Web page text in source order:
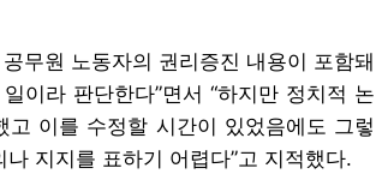
무원 노동자의 권리증진 내용이 포함돼
이라 판단한다”면서 “하지만 정치적 논
이를 수정할 시간이 있었음에도 그렇
지지를 표하기 어렵다”고 지적했다.